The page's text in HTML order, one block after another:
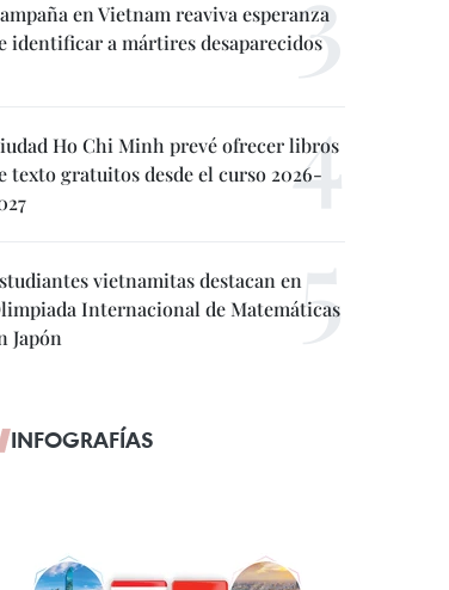
en Vietnam reaviva esperanza
identificar a mártires desaparecidos
Ho Chi Minh prevé ofrecer libros
texto gratuitos desde el curso 2026-
vietnamitas destacan en
Internacional de Matemáticas
Japón
INFOGRAFÍAS